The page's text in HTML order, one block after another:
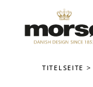
Skip to main
TITELSEITE